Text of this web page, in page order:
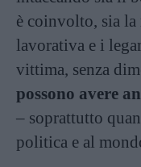
è coinvolto, sia
lavorativa e i
vittima, senza
possono avere
– soprattutto
politica e al